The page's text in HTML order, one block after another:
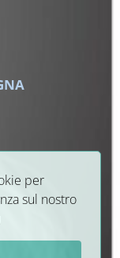
per
sul nostro